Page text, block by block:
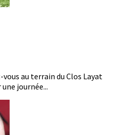
au terrain du Clos Layat
journée...